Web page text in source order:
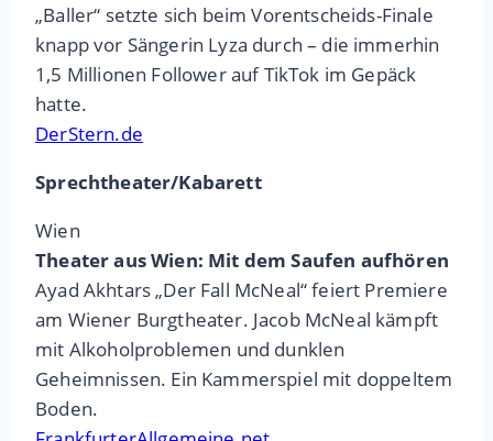
„Baller“ setzte sich beim Vorentscheids-Finale
knapp vor Sängerin Lyza durch – die immerhin
1,5 Millionen Follower auf TikTok im Gepäck
hatte.
DerStern.de
Sprechtheater/Kabarett
Wien
Theater aus Wien: Mit dem Saufen aufhören
Ayad Akhtars „Der Fall McNeal“ feiert Premiere
am Wiener Burgtheater. Jacob McNeal kämpft
mit Alkoholproblemen und dunklen
Geheimnissen. Ein Kammerspiel mit doppeltem
Boden.